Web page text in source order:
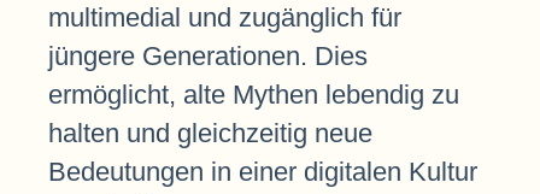
multimedial und zugänglich für
jüngere Generationen. Dies
ermöglicht, alte Mythen lebendig zu
halten und gleichzeitig neue
Bedeutungen in einer digitalen Kultur